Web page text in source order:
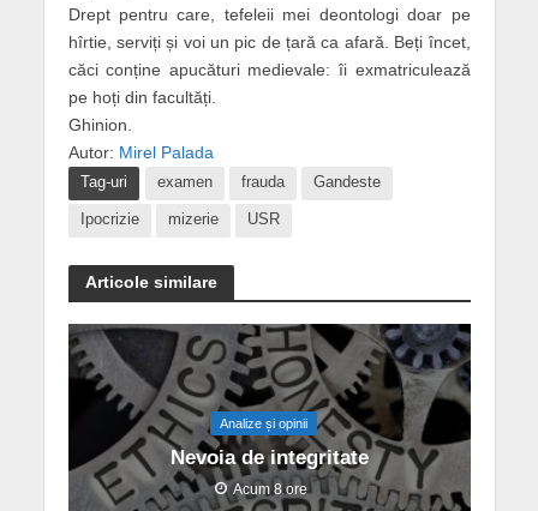
Drept pentru care, tefeleii mei deontologi doar pe
hîrtie, serviți și voi un pic de țară ca afară. Beți încet,
căci conține apucături medievale: îi exmatriculează
pe hoți din facultăți.
Ghinion.
Autor: Mirel Palada
Tag-uri examen frauda Gandeste
Ipocrizie mizerie USR
Articole similare
Analize și opinii
Nevoia de integritate
Acum 8 ore